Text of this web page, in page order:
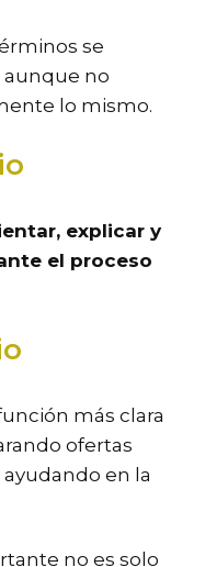
se
aunque no
lo mismo.
explicar y
el proceso
más clara
ofertas
en la
no es solo